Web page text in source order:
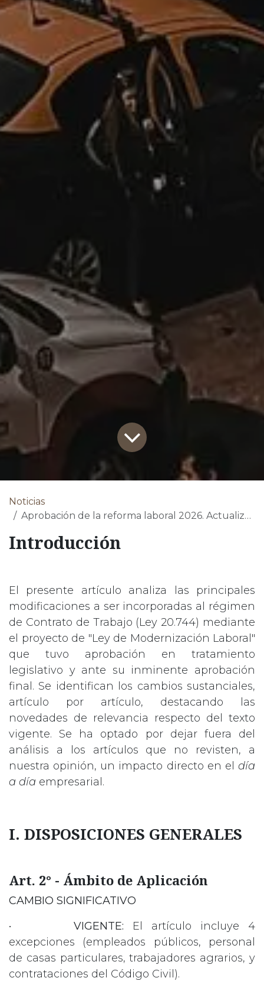
Noticias
Aprobación de la reforma laboral 2026. Actualización Ley de Contrato de Trabajo.
Introducción
El presente artículo analiza las principales
modificaciones a ser incorporadas al régimen
de Contrato de Trabajo (Ley 20.744) mediante
el proyecto de "Ley de Modernización Laboral"
que tuvo aprobación en tratamiento
legislativo y ante su inminente aprobación
final. Se identifican los cambios sustanciales,
artículo por artículo, destacando las
novedades de relevancia respecto del texto
vigente. Se ha optado por dejar fuera del
análisis a los artículos que no revisten, a
nuestra opinión, un impacto directo en el día
a día empresarial.
I. DISPOSICIONES GENERALES
Art. 2° - Ámbito de Aplicación
CAMBIO SIGNIFICATIVO
• VIGENTE: El artículo incluye 4
excepciones (empleados públicos, personal
de casas particulares, trabajadores agrarios, y
contrataciones del Código Civil).